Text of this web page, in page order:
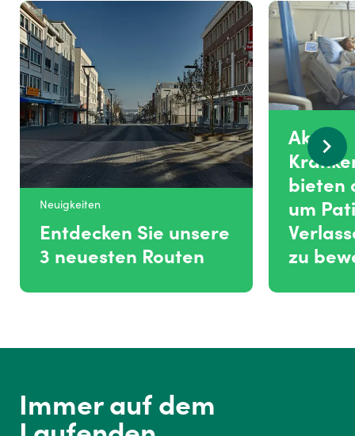
Neuigkeiten
Entdecken Sie unsere
3 neuesten Routen
Aktive
bieten
um
zu
Immer auf dem